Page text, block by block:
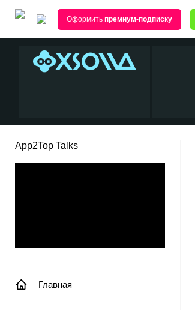
Оформить премиум-подписку
App2Top Talks
Главная